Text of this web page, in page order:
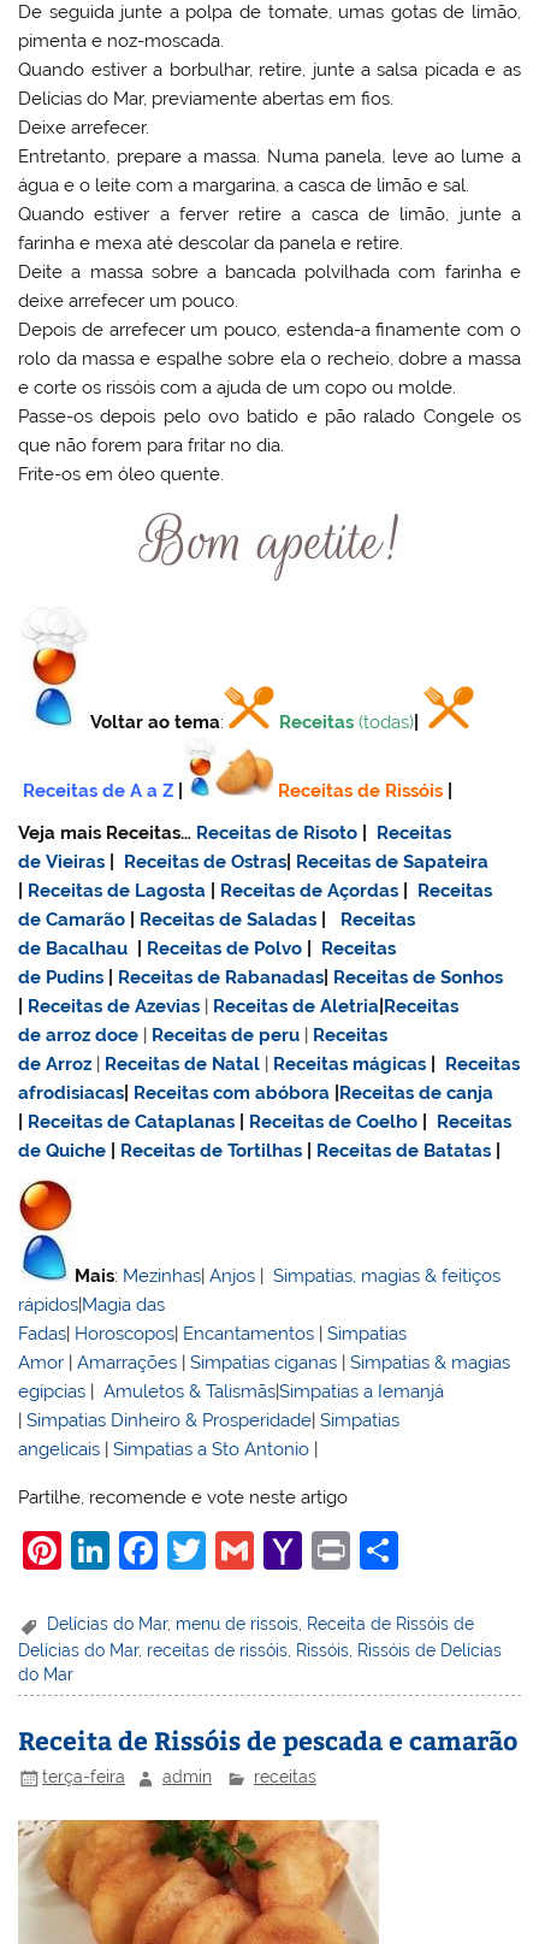
De seguida junte a polpa de tomate, umas gotas de limão,
pimenta e noz-moscada.
Quando estiver a borbulhar, retire, junte a salsa picada e as
Delícias do Mar, previamente abertas em fios.
Deixe arrefecer.
Entretanto, prepare a massa. Numa panela, leve ao lume a
água e o leite com a margarina, a casca de limão e sal.
Quando estiver a ferver retire a casca de limão, junte a
farinha e mexa até descolar da panela e retire.
Deite a massa sobre a bancada polvilhada com farinha e
deixe arrefecer um pouco.
Depois de arrefecer um pouco, estenda-a finamente com o
rolo da massa e espalhe sobre ela o recheio, dobre a massa
e corte os rissóis com a ajuda de um copo ou molde.
Passe-os depois pelo ovo batido e pão ralado Congele os
que não forem para fritar no dia.
Frite-os em óleo quente.
Voltar ao tema: Receitas (todas)
Receitas de A a Z Receitas de Rissóis
Veja mais Receitas… Receitas de Risoto
Receitas
de Vieiras
Receitas de Ostras Receitas de Sapateira
Receitas de Lagosta Receitas de Açordas
Receitas
de Camarão
Receitas de Saladas
Receitas
de Bacalhau
Receitas de Polvo
Receitas
de Pudins
Receitas de Rabanadas Receitas de Sonhos
Receitas de Azevias | Receitas de Aletria Receitas
dearroz doce | Receitas de peru | Receitas
de Arroz | Receitas de Natal | Receitas mágicas
Receitas
afrodisiacas Receitas com abóbora Receitas de canja
Receitas de Cataplanas Receitas de Coelho
Receitas
de Quiche
Receitas de Tortilhas Receitas de Batatas
Mais: Mezinhas |Anjos |Simpatias, magias & feitiços
rápidos Magia das
Fadas Horoscopos Encantamentos |Simpatias
Amor |Amarrações |Simpatias ciganas |Simpatias & magias
egípcias |Amuletos & Talismãs|Simpatias a Iemanjá
|Simpatias Dinheiro & Prosperidade |Simpatias
angelicais |Simpatias a Sto Antonio
Partilhe, recomende e vote neste artigo
Pi
er
e
st
Li
k
e
dI
n
F
c
e
b
o
o
k
T
itt
er
G
ai
l
Y
h
o
o
M
ai
l
Pr
t
ar
e
Delícias do Mar, menu de rissois Receita de Rissóis de
Delícias do Mar, receitas de rissóis Rissóis Rissóis de Delícias
do Mar
Receita de Rissóis de pescada e camarão
terça-feira admin receitas